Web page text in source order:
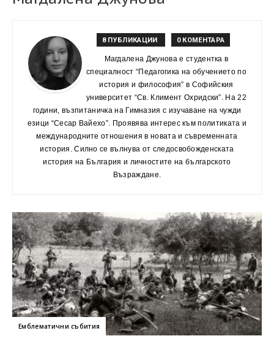
8 ПУБЛИКАЦИИ 0 КОМЕНТАРА
Магдалена Джунова е студентка в
специалност “Педагогика на обучението по
история и философия” в Софийския
университет “Св. Климент Охридски”. На 22
години, възпитаничка на Гимназия с изучаване на чужди
езици “Сесар Вайехо”. Проявява интерес към политиката и
международните отношения в новата и съвременната
история. Силно се вълнува от следосвобожденската
история на България и личностите на българското
Възраждане.
Емблематични събития